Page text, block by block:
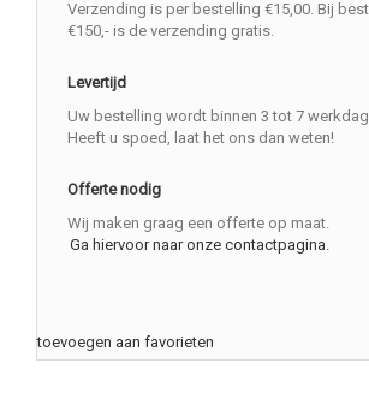
Verzending is per bestelling €15,00. Bij
€150,- is de verzending gratis.
Levertijd
Uw bestelling wordt binnen 3 tot 7
Heeft u spoed, laat het ons dan weten!
Offerte nodig
Wij maken graag een offerte op maat.
Ga hiervoor naar onze contactpagina.
toevoegen aan favorieten